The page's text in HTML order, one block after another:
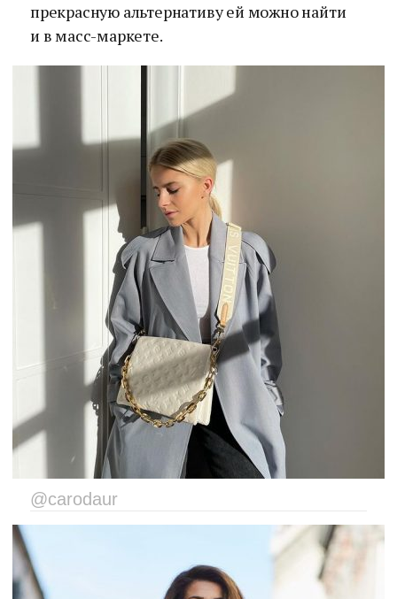
прекрасную альтернативу ей можно найти
и в масс-маркете.
@carodaur